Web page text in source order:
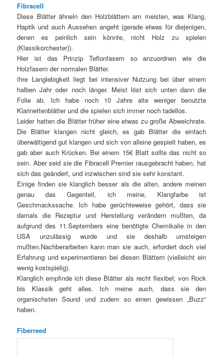
Fibracell
Diese Blätter ähneln den Holzblättern am meisten, was Klang,
Haptik und auch Aussehen angeht (gerade etwas für diejenigen,
denen es peinlich sein könnte, nicht Holz zu spielen
(Klassikorchester)).
Hier ist das Prinzip Teflonfasern so anzuordnen wie die
Holzfasern der normalen Blätter.
Ihre Langlebigkeit liegt bei intensiver Nutzung bei über einem
halben Jahr oder noch länger. Meist löst sich unten dann die
Folie ab. Ich habe noch 10 Jahre alte weniger benutzte
Klarinettenblätter und die spielen sich immer noch tadellos.
Leider hatten die Blätter früher eine etwas zu große Abweichrate.
Die Blätter klangen nicht gleich, es gab Blätter die einfach
überwältigend gut klangen und sich von alleine gespielt haben, es
gab aber auch Krücken. Bei einem 15€ Blatt sollte das nicht so
sein. Aber seid sie die Fibracell Premier rausgebracht haben, hat
sich das geändert, und inzwischen sind sie sehr konstant.
Einige finden sie klanglich besser als die alten, andere meinen
genau das Gegenteil, ich meine, Klangfarbe ist
Geschmackssache. Ich habe gerüchteweise gehört, dass sie
damals die Rezeptur und Herstellung verändern mußten, da
aufgrund des 11.Septembers eine benötigte Chemikalie in den
USA unzulässig wurde und sie deshalb umsteigen
mußten.Nachberarbeiten kann man sie auch, erfordert doch viel
Erfahrung und experimentieren bei diesen Blättern (vielleicht ein
wenig kostspielig).
Klanglich empfinde ich diese Blätter als recht flexibel; von Rock
bis Klassik geht alles. Ich meine auch, dass sie den
organischsten Sound und zudem so einen gewissen „Buzz“
haben.
Fiberreed